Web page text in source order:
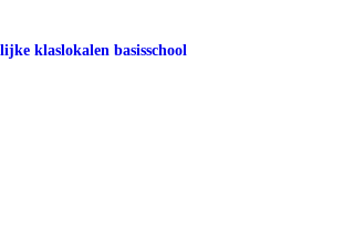
klaslokalen basisschool